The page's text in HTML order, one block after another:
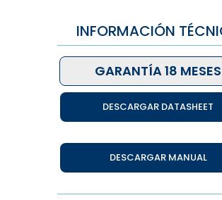
INFORMACIÓN
GARANTÍA 18 MESES
DESCARGAR DATASHEET
DESCARGAR MANUAL